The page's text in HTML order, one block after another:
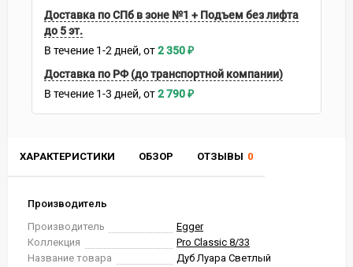
ХАРАКТЕРИСТИКИ ОБЗОР ОТЗЫВЫ 0
Производитель
Производитель
Egger
Коллекция
Pro Classic 8/33
Название товара
Дуб Луара Светлый
Доставка по СПб в зоне №1 + Подъем без лифта
до 5 эт.
В течение 1-2 дней 2 350₽
Доставка по РФ (до транспортной компании)
В течение 1-3 дней 2 790₽